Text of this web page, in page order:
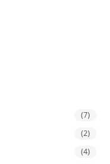
(7)
(2)
(4)